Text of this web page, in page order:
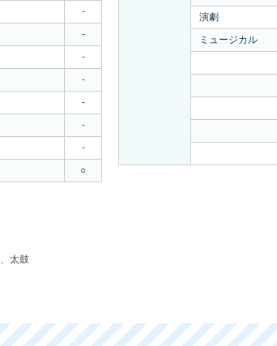
-
-
-
-
-
-
-
○
演劇
ミュージカル
太鼓